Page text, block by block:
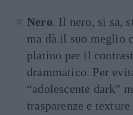
Nero. Il nero, si sa,
ma dà il suo meglio
platino per il
drammatico. Per
“adolescente dark”
trasparenze e